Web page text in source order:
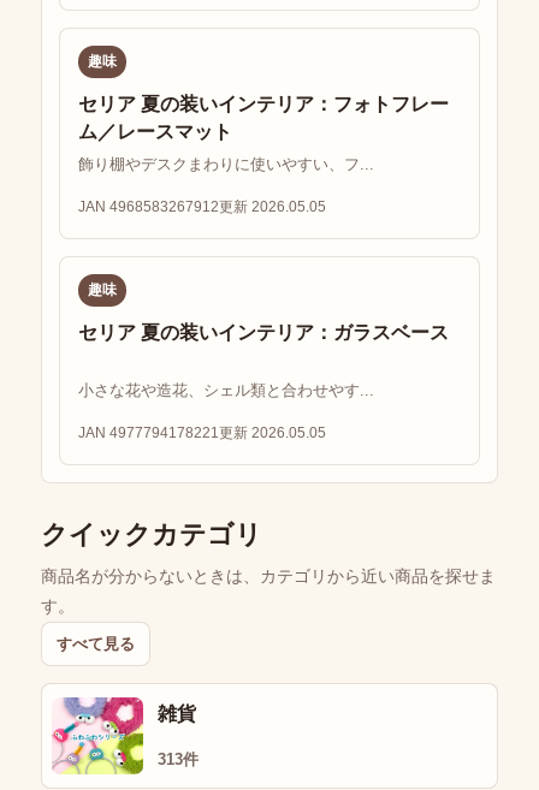
趣味
セリア 夏の装いインテリア：フォトフレー
ム／レースマット
飾り棚やデスクまわりに使いやすい、フ...
JAN 4968583267912更新 2026.05.05
趣味
セリア 夏の装いインテリア：ガラスベース
小さな花や造花、シェル類と合わせやす...
JAN 4977794178221 更新 2026.05.05
クイックカテゴリ
商品名が分からないときは、カテゴリから近い商品を探せま
す。
すべて見る
雑貨
313件